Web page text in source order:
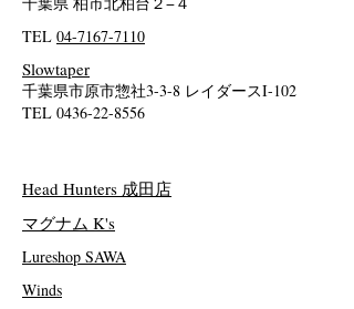
TEL 04-7167-7110
Slowtaper
千葉県市原市惣社3-3-8 レイダースI-102
TEL 0436-22-8556
Head Hunters 成田店
マグナム K's
Lureshop SAWA
Winds